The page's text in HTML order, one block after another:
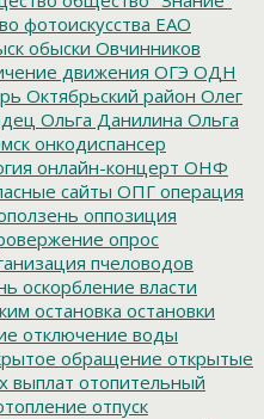
фотоискусства ЕАО
обыски Овчинников
движения ОГЭ ОДН
Октябрьский район Олег
Ольга Данилина Ольга
онкодиспансер
онлайн-концерт ОНФ
сайты ОПГ операция
оппозиция
опрос
пчеловодов
оскорбление власти
остановка остановки
отключение воды
обращение открытые
выплат отопительный
отпуск